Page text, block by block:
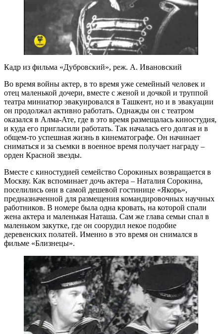
Кадр из фильма «Дубровский», реж. А. Ивановский
Во время войны актер, в то время уже семейный человек и
отец маленькой дочери, вместе с женой и дочкой и труппой
театра миниатюр эвакуировался в Ташкент, но и в эвакуации
он продолжал активно работать. Однажды он с театром
оказался в Алма-Ате, где в это время размещалась киностудия,
и куда его пригласили работать. Так началась его долгая и в
общем-то успешная жизнь в кинематографе. Он начинает
сниматься и за съемки в военное время получает награду –
орден Красной звезды.
Вместе с киностудией семейство Сорокиных возвращается в
Москву. Как вспоминает дочь актера – Наталия Сорокина,
поселились они в самой дешевой гостинице «Якорь»,
предназначенной для размещения командировочных научных
работников. В номере была одна кровать, на которой спали
жена актера и маленькая Наташа. Сам же глава семьи спал в
маленьком закутке, где он соорудил некое подобие
деревенских полатей. Именно в это время он снимался в
фильме «Близнецы».